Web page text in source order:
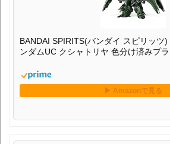
BANDAI SPIRITS(バンダイ スピリッツ
ンダムUC クシャトリヤ 色分け済みプ